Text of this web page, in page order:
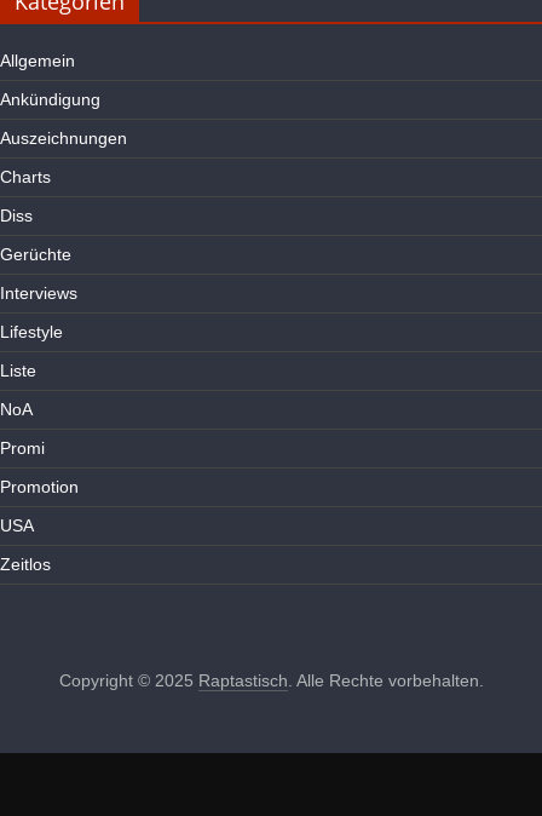
Allgemein
Ankündigung
Auszeichnungen
Charts
Diss
Gerüchte
Interviews
Lifestyle
Liste
NoA
Promi
Promotion
USA
Zeitlos
Copyright © 2025 Raptastisch . Alle Rechte vorbehalten.